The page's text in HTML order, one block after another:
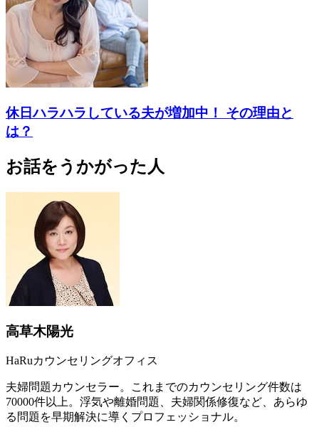
休日ハラハラしている夫が増加中！ その理由と
は？
お話をうかがった人
高草木陽光
HaRuカウンセリングオフィス
夫婦問題カウンセラー。これまでのカウンセリング件数は
70000件以上。浮気や離婚問題、夫婦関係修復など、あらゆ
る問題を早期解決に導くプロフェッショナル。